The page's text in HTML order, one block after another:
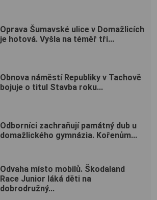
Oprava Šumavské ulice v Domažlicích
je hotová. Vyšla na téměř tři...
Obnova náměstí Republiky v Tachově
bojuje o titul Stavba roku...
Odborníci zachraňují památný dub u
domažlického gymnázia. Kořenům...
Odvaha místo mobilů. Škodaland
Race Junior láká děti na
dobrodružný...